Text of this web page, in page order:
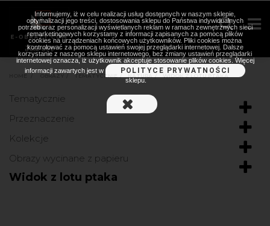
OBRAZY TEMATYCZNIE
Tematycznie
Przeznaczenie
Kolekcje
Obrazy wycinane z papieru
Widok z lotu ptaka
Informujemy, iż w celu realizacji usług dostępnych w naszym sklepie,
optymalizacji jego treści, dostosowania sklepu do Państwa indywidualnych
potrzeb oraz personalizacji wyświetlanych reklam w ramach zewnętrznych sieci
remarketingowych korzystamy z informacji zapisanych za pomocą plików
cookies na urządzeniach końcowych użytkowników. Pliki cookies można
kontrolować za pomocą ustawień swojej przeglądarki internetowej. Dalsze
korzystanie z naszego sklepu internetowego, bez zmiany ustawień przeglądarki
internetowej oznacza, iż użytkownik akceptuje stosowanie plików cookies. Więcej
informacji zawartych jest w
POLITYCE PRYWATNOŚCI
sklepu.